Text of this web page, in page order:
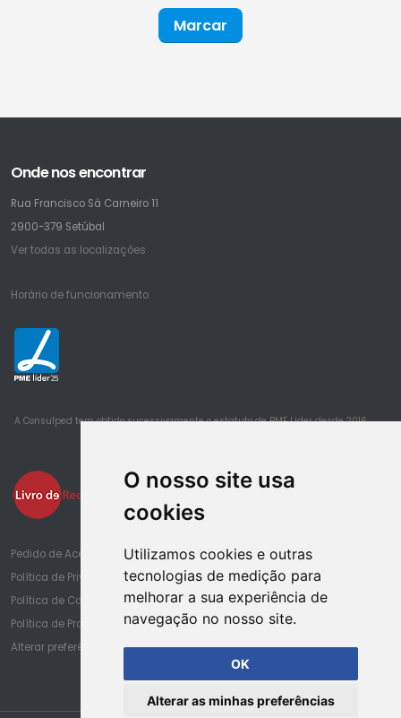
O nosso site usa
cookies
Utilizamos cookies e outras
tecnologias de medição para
melhorar a sua experiência de
navegação no nosso site.
OK
Alterar as minhas preferências
Marcar
Onde nos encontrar
Rua Francisco Sá Carneiro 11
2900-379 Setúbal
Ver todas as localizações
Horário de funcionamento
25
A Consulped tem obtido sucessivamente o estatuto de PME Lider desde 2016
Pedido de Acesso à Informação de Saúde
Política de Privacidade
Política de Cookies
Política de Proteção de Dados
Alterar preferências de cookies